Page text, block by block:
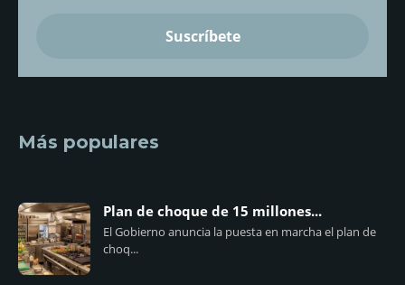
Más populares
Plan de choque de 15 millones...
El Gobierno anuncia la puesta en marcha el plan de
choq...